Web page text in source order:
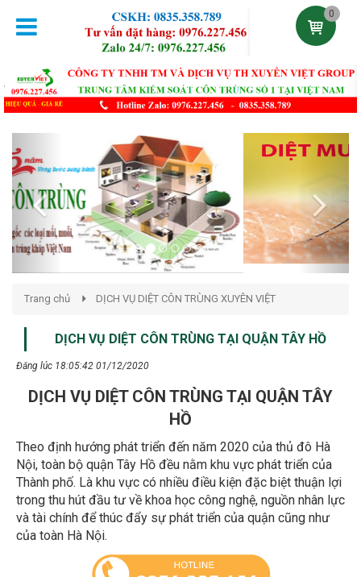
0
Next
DỊCH VỤ DIỆT CÔN TRÙNG XUYÊN VIỆT
DỊCH VỤ DIỆT CÔN TRÙNG TẠI QUẬN TÂY HỒ
DỊCH VỤ DIỆT CÔN TRÙNG TẠI QUẬN TÂY
HỒ
Theo định hướng phát triển đến năm 2020 của thủ đô Hà
Nội, toàn bộ quận Tây Hồ đều nằm khu vực phát triển của
Thành phố. Là khu vực có nhiều điều kiện đặc biệt thuận lợi
trong thu hút đầu tư về khoa học công nghệ, nguồn nhân lực
và tài chính để thúc đẩy sự phát triển của quận cũng như
của toàn Hà Nội.